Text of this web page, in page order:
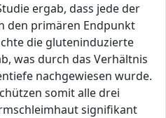
ergab, dass jede der
den primären Endpunkt
die gluteninduzierte
was durch das Verhältnis
nachgewiesen wurde.
somit alle drei
signifikant